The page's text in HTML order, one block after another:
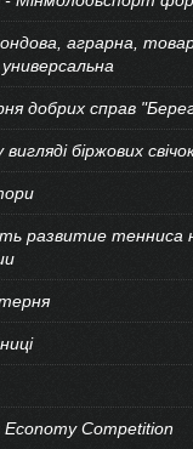
аграрна,
добрих справ
біржових
развитие тенниса
Competition